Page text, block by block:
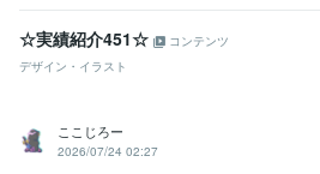
☆実績紹介451☆
コンテンツ
デザイン・イラスト
ここじろー
2026/07/24 02:27